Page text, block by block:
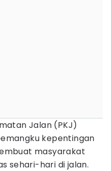
Jalan (PKJ)
kepentingan
masyarakat
sehari-hari di jalan.